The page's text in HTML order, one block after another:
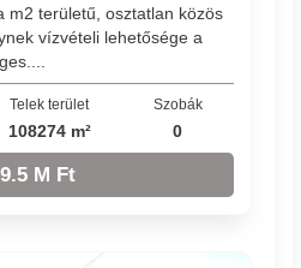
m2 területű, osztatlan közös
vízvételi lehetősége a
Telek terület
108274 m²
Szobák
0
M Ft